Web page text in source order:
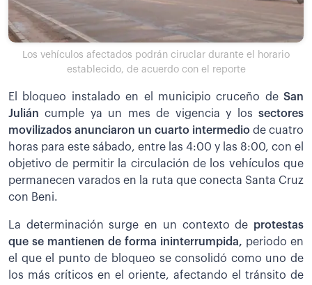
Los vehículos afectados podrán ciruclar durante el horario
establecido, de acuerdo con el reporte
El bloqueo instalado en el municipio cruceño de San
Juliáncumple ya un mes de vigencia y los sectores
movilizados anunciaron un cuarto intermedio de cuatro
horas para este sábado, entre las 4:00 y las 8:00, con el
objetivo de permitir la circulación de los vehículos que
permanecen varados en la ruta que conecta Santa Cruz
con Beni.
La determinación surge en un contexto de protestas
que se mantienen de forma ininterrumpida, periodo en
el que el punto de bloqueo se consolidó como uno de
los más críticos en el oriente, afectando el tránsito de